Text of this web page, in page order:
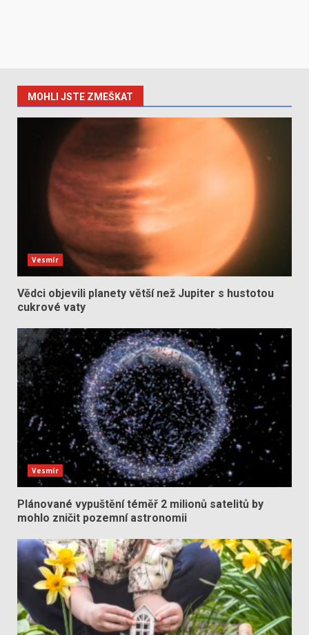
MOHLI JSTE ZMEŠKAT
Vesmír
Vědci objevili planety větší než Jupiter s hustotou
cukrové vaty
Vesmír
Plánované vypuštění téměř 2 milionů satelitů by
mohlo zničit pozemní astronomii